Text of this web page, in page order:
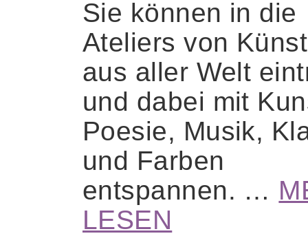
Sie können in die
Ateliers von
aus aller Welt
und dabei mit
Poesie, Musik,
und Farben
entspannen. …
LESEN